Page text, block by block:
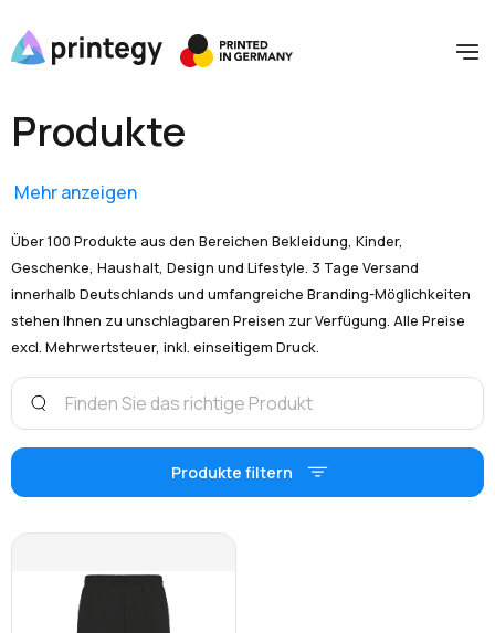
Produkte
Mehr anzeigen
Über 100 Produkte aus den Bereichen Bekleidung, Kinder,
Geschenke, Haushalt, Design und Lifestyle. 3 Tage Versand
innerhalb Deutschlands und umfangreiche Branding-Möglichkeiten
stehen Ihnen zu unschlagbaren Preisen zur Verfügung. Alle Preise
excl. Mehrwertsteuer, inkl. einseitigem Druck.
Produkte filtern